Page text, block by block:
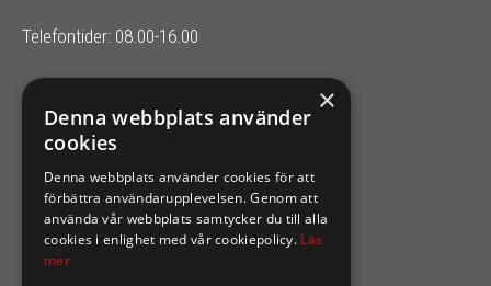
Telefontider: 08.00-16.00
SIXTEN NILSSONS
Organisationsnummer 556164-2652
×
Denna webbplats använder
cookies
Denna webbplats använder cookies för att
förbättra användarupplevelsen. Genom att
använda vår webbplats samtycker du till alla
cookies i enlighet med vår cookiepolicy. Läs
mer